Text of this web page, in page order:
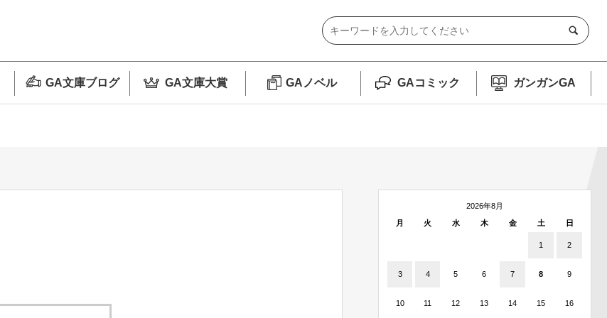
GA文庫ブログ GA文庫大賞 GAノベル GAコミック ガンガンGA
2026年8月
月
火 水 木 金 土 日
1 2
3 4 5 6 7 8 9
10 11 12 13 14 15 16